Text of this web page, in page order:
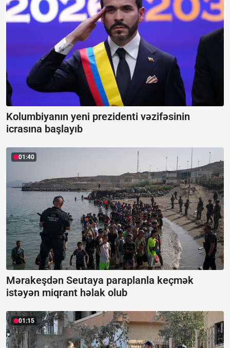
Kolumbiyanın yeni prezidenti vəzifəsinin
icrasına başlayıb
01:40
Mərakeşdən Seutaya paraplanla keçmək
istəyən miqrant həlak olub
01:15